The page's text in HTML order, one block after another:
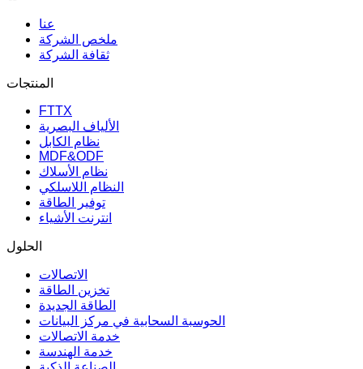
عنا
ملخص الشركة
ثقافة الشركة
المنتجات
FTTX
الألياف البصرية
نظام الكابل
MDF&ODF
نظام الأسلاك
النظام اللاسلكي
توفير الطاقة
انترنت الأشياء
الحلول
الاتصالات
تخزين الطاقة
الطاقة الجديدة
الحوسبة السحابية في مركز البيانات
خدمة الاتصالات
خدمة الهندسة